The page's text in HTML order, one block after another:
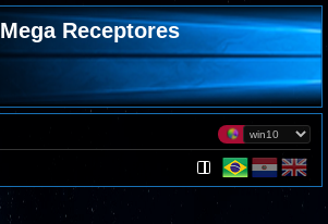
Mega Receptores